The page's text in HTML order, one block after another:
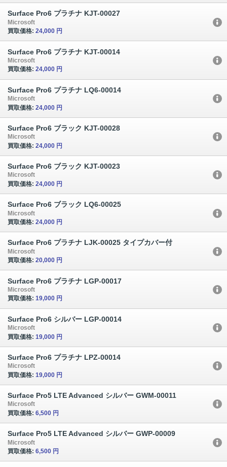
Surface Pro6 プラチナ KJT-00027
Microsoft
買取価格: 24,000 円
Surface Pro6 プラチナ KJT-00014
Microsoft
買取価格: 24,000 円
Surface Pro6 プラチナ LQ6-00014
Microsoft
買取価格: 24,000 円
Surface Pro6 ブラック KJT-00028
Microsoft
買取価格: 24,000 円
Surface Pro6 ブラック KJT-00023
Microsoft
買取価格: 24,000 円
Surface Pro6 ブラック LQ6-00025
Microsoft
買取価格: 24,000 円
Surface Pro6 プラチナ LJK-00025 タイプカバー付
Microsoft
買取価格: 20,000 円
Surface Pro6 プラチナ LGP-00017
Microsoft
買取価格: 19,000 円
Surface Pro6 シルバー LGP-00014
Microsoft
買取価格: 19,000 円
Surface Pro6 プラチナ LPZ-00014
Microsoft
買取価格: 19,000 円
Surface Pro5 LTE Advanced シルバー GWM-00011
Microsoft
買取価格: 6,500 円
Surface Pro5 LTE Advanced シルバー GWP-00009
Microsoft
買取価格: 6,500 円